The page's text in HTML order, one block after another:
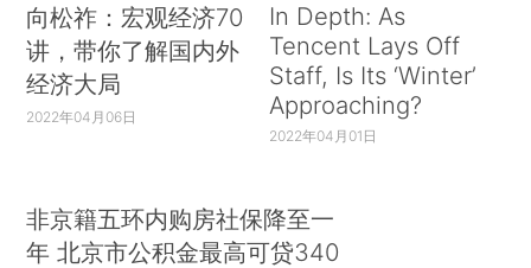
向松祚：宏观经济70
讲，带你了解国内外
经济大局
2022年04月06日
In Depth: As
Tencent Lays Off
Staff, Is Its ‘Winter’
Approaching?
2022年04月01日
非京籍五环内购房社保降至一
年 北京市公积金最高可贷340